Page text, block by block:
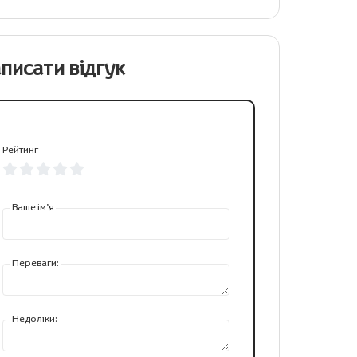
відгук
Рейтинг
Ваше ім’я
Переваги:
Недоліки: